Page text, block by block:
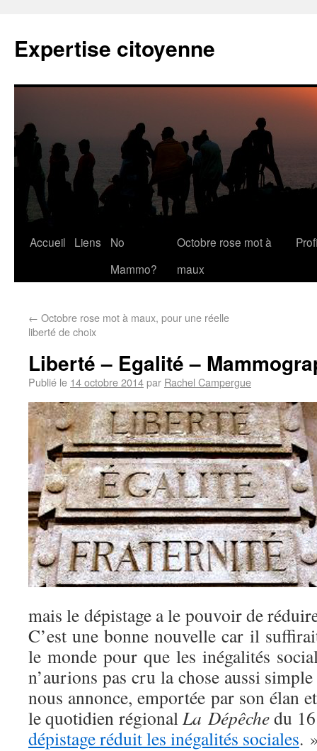
Expertise citoyenne
Accueil Liens
No
Mammo?
Octobre rose mot à
maux
← Octobre rose mot à maux, pour une réelle
liberté de choix
Liberté – Egalité –
Publié le 14 octobre 2014par Rachel Campergue
mais le dépistage a le pouvoir de
C’est une bonne nouvelle car il
le monde pour que les inégalités
n’aurions pas cru la chose aussi
nous annonce, emportée par son élan
le quotidien régionalLa Dépêchedu
dépistage réduit les inégalités sociales.